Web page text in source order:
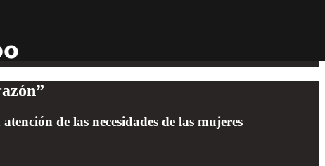
de las necesidades de las mujeres